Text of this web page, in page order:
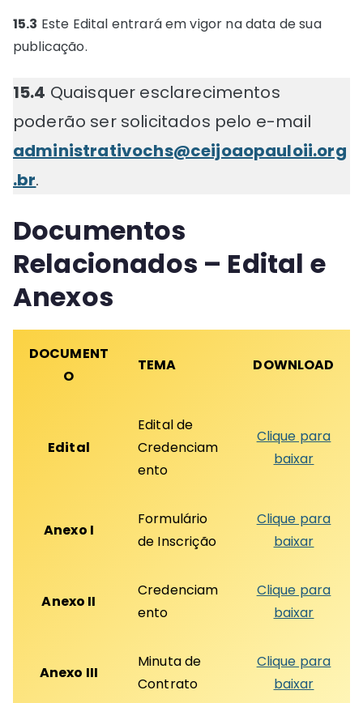
15.3 Este Edital entrará em vigor na data de sua
publicação.
15.4 Quaisquer esclarecimentos
poderão ser solicitados pelo e-mail
administrativochs@ceijoaopauloii.org
.br.
Documentos
Relacionados – Edital e
Anexos
DOCUMENT
O
TEMA DOWNLOAD
Edital
Edital de
Credenciam
ento
Clique para
baixar
Anexo I
Formulário
de Inscrição
Clique para
baixar
Anexo II
Credenciam
ento
Clique para
baixar
Anexo III
Minuta de
Contrato
Clique para
baixar